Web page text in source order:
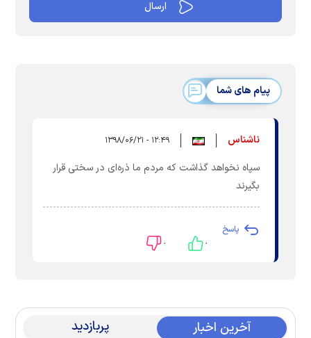
پیام های شما
ناشناس ۱۲:۴۹ - ۱۳۹۸/۰۶/۲۱
سپاه نخواهد گذاشت که مردم ما ذره‌ای در سختی قرار
بگیرند
پاسخ
۰ ۰
آخرین اخبار پربازدید